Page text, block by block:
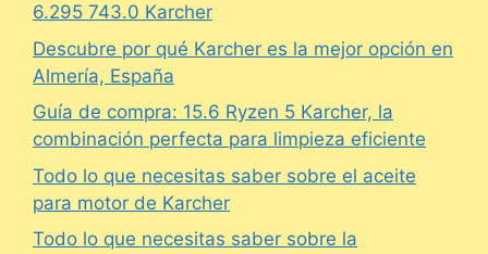
6.295 743.0 Karcher
Descubre por qué Karcher es la mejor opción en
Almería, España
Guía de compra: 15.6 Ryzen 5 Karcher, la
combinación perfecta para limpieza eficiente
Todo lo que necesitas saber sobre el aceite
para motor de Karcher
Todo lo que necesitas saber sobre la